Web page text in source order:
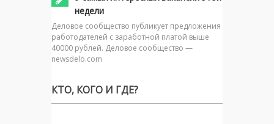
недели
Деловое сообщество публикует предложения
работодателей с заработной платой выше
40000 рублей. Деловое сообщество —
newsdelo.com
КТО, КОГО И ГДЕ?